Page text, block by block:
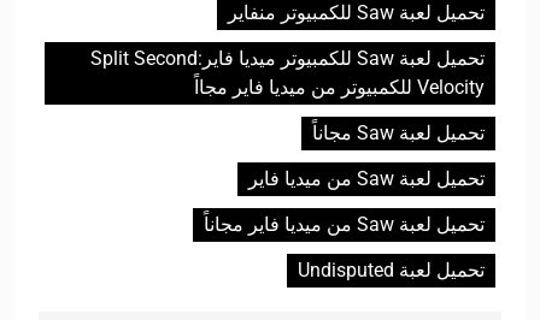
تحميل لعبة Saw للكمبيوتر منفاير
تحميل لعبة Saw للكمبيوتر ميديا فايرSplit Second:
Velocity للكمبيوتر من ميديا فاير مجااً
تحميل لعبة Saw مجاناً
تحميل لعبة Saw من ميديا فاير
تحميل لعبة Saw من ميديا فاير مجاناً
تحميل لعبة Undisputed